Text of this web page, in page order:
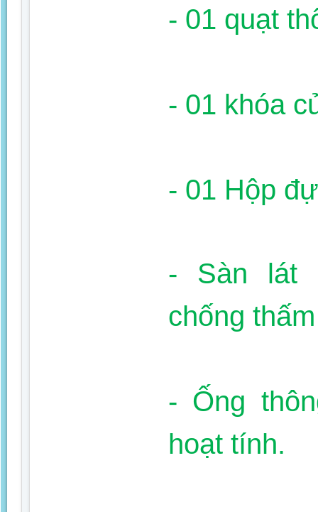
- 01 quạt
- 01 khóa
- 01 Hộp
- Sàn lát
chống thấm
- Ống
hoạt tính.